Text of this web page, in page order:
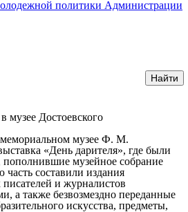
политики Администрации
музее Достоевского
мемориальном музее Ф. М.
«День дарителя», где были
пополнившие музейное собрание
часть составили издания
и журналистов
а также безвозмездно переданные
искусства, предметы,